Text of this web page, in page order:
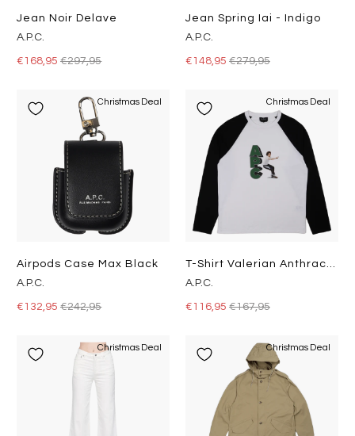
Jean Noir Delave
A.P.C.
€168,95€297,95
Jean Spring Iai - Indigo
A.P.C.
€148,95 €279,95
Christmas Deal
Airpods Case Max Black
A.P.C.
€132,95€242,95
Christmas Deal
T-Shirt Valerian Anthracite
A.P.C.
€116,95 €167,95
Christmas Deal Christmas Deal